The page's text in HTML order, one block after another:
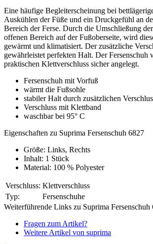
Eine häufige Begleiterscheinung bei
Auskühlen der Füße und ein Druckgefühl an
Bereich der Ferse. Durch die Umschließung
offenen Bereich auf der Fußoberseite, wird
gewärmt und klimatisiert. Der zusätzliche
gewährleistet perfekten Halt. Der Fersenschuh
praktischen Klettverschluss sicher angelegt.
Fersenschuh mit Vorfuß
wärmt die Fußsohle
stabiler Halt durch zusätzlichen
Verschluss mit Klettband
waschbar bei 95° C
Eigenschaften zu Suprima Fersenschuh 6827
Größe: Links, Rechts
Inhalt: 1 Stück
Material: 100 % Polyester
Verschluss: Klettverschluss
Typ:
Fersenschuhe
Weiterführende Links zu Suprima Fersenschuh
Fragen zum Artikel?
Weitere Artikel von suprima